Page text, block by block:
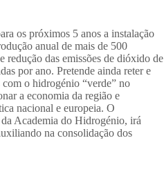
os próximos 5 anos a instalação
anual de mais de 500
redução das emissões de dióxido de
por ano. Pretende ainda reter e
o hidrogénio “verde” no
a economia da região e
nacional e europeia. O
Academia do Hidrogénio, irá
na consolidação dos